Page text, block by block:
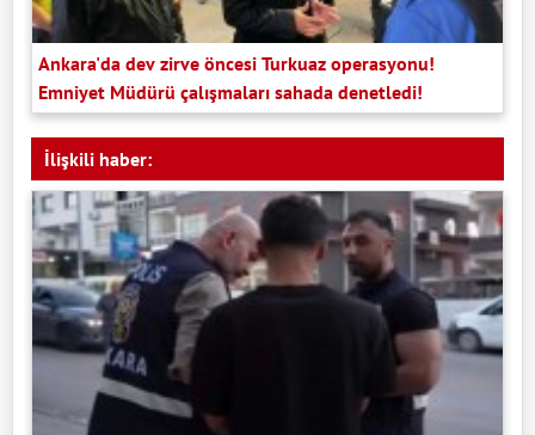
Ankara'da dev zirve öncesi Turkuaz operasyonu!
Emniyet Müdürü çalışmaları sahada denetledi!
İlişkili haber: